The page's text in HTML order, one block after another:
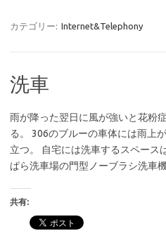
カテゴリー: Internet&Telephony
洗車
雨が降った翌日に風が強いと花粉
る。 306のブルーの車体には雨上
立つ。 自宅には洗車するスペース
ぱら洗車場の門型ノーブラシ洗車
共有: